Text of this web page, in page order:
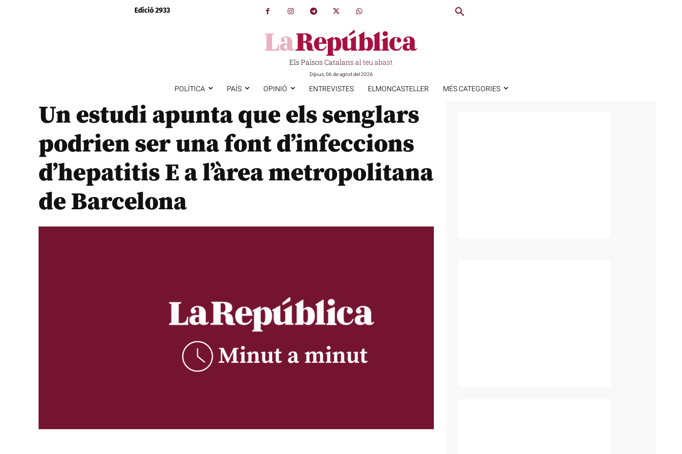
Edició 2933
Els Països Catalans al teu abast
Dijous, 06 de agost del 2026
POLÍTICA PAÍS OPINIÓ ENTREVISTES ELMONCASTELLER MÉS CATEGORIES
Un estudi apunta que els senglars
podrien ser una font d’infeccions
d’hepatitis E a l’àrea metropolitana
de Barcelona